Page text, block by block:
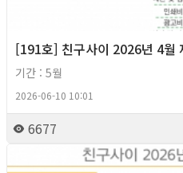
[191호] 친구사이 2026년 4월
기간 : 5월
2026-06-10 10:01
6677